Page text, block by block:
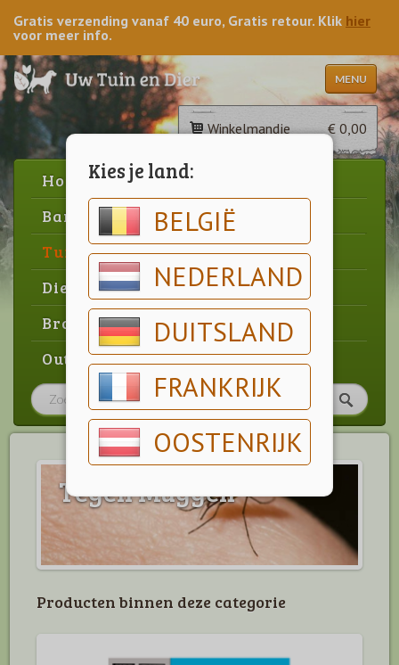
Kies je land:
BELGIË
NEDERLAND
DUITSLAND
FRANKRIJK
OOSTENRIJK
Gratis verzending vanaf 40 euro, Gratis retour. Klik hier
voor meer info.
MENU
Winkelmandje € 0,00
Home
Barbecue
Tuin
Dier
Brood & gebak
Outlet
Tegen Muggen
Producten binnen deze categorie